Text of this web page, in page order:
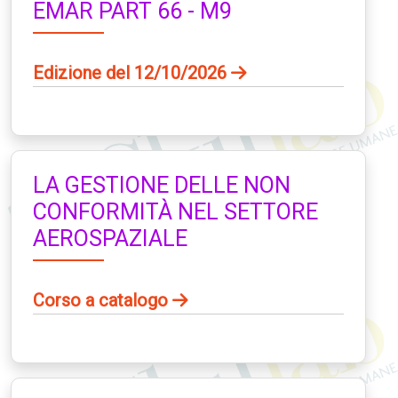
EMAR PART 66 - M9
Edizione del 12/10/2026
LA GESTIONE DELLE NON
CONFORMITÀ NEL SETTORE
AEROSPAZIALE
Corso a catalogo